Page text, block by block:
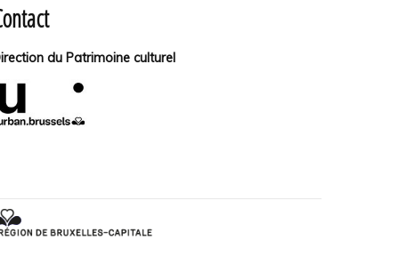
du Patrimoine culturel